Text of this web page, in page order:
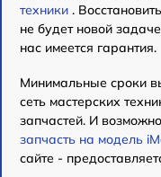
техники .
не будет новой
нас имеется гарантия.
Минимальные сроки
сеть мастерских
запчастей. И
запчасть на модель
сайте -